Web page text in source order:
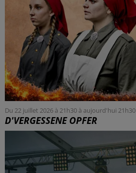
Du 22 juillet 2026 à 21h30 à aujourd'hui 21h30
D'VERGESSENE OPFER